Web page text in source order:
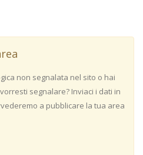
non segnalata nel sito o hai
segnalare? Inviaci i dati in
a pubblicare la tua area